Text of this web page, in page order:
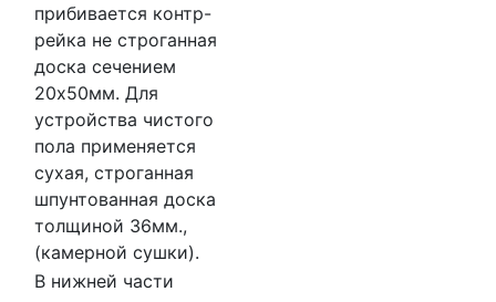
прибивается контр-
рейка не строганная
доска сечением
20х50мм. Для
устройства чистого
пола применяется
сухая, строганная
шпунтованная доска
толщиной 36мм.,
(камерной сушки).
В нижней части